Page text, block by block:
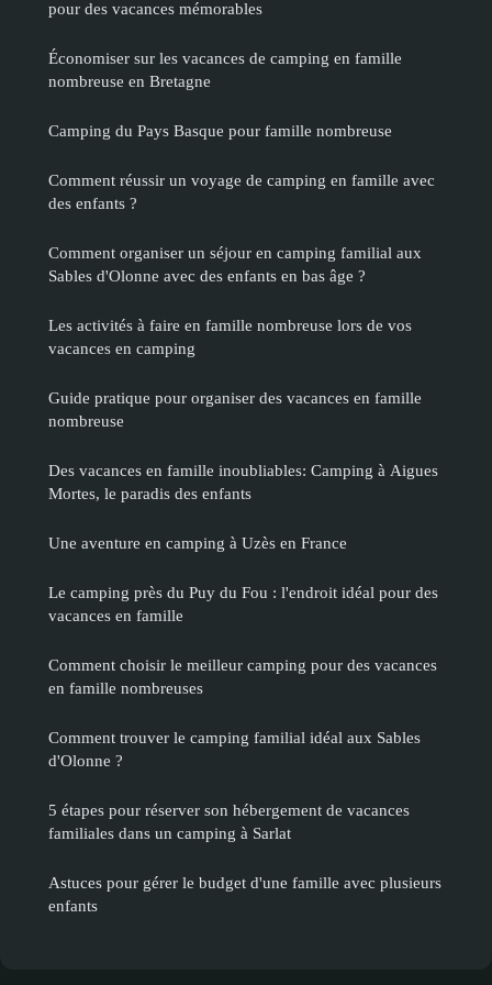
pour des vacances mémorables
Économiser sur les vacances de camping en famille
nombreuse en Bretagne
Camping du Pays Basque pour famille nombreuse
Comment réussir un voyage de camping en famille avec
des enfants ?
Comment organiser un séjour en camping familial aux
Sables d'Olonne avec des enfants en bas âge ?
Les activités à faire en famille nombreuse lors de vos
vacances en camping
Guide pratique pour organiser des vacances en famille
nombreuse
Des vacances en famille inoubliables: Camping à Aigues
Mortes, le paradis des enfants
Une aventure en camping à Uzès en France
Le camping près du Puy du Fou : l'endroit idéal pour des
vacances en famille
Comment choisir le meilleur camping pour des vacances
en famille nombreuses
Comment trouver le camping familial idéal aux Sables
d'Olonne ?
5 étapes pour réserver son hébergement de vacances
familiales dans un camping à Sarlat
Astuces pour gérer le budget d'une famille avec plusieurs
enfants